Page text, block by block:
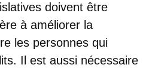
doivent être
à améliorer la
les personnes qui
Il est aussi nécessaire